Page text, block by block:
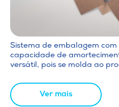
Sistema de embalagem
capacidade de
versátil, pois se molda ao
Ver mais